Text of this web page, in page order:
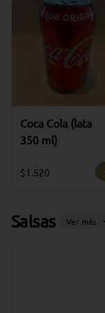
Coca Cola (lata
350 ml)
$1.520
Salsas Ver más